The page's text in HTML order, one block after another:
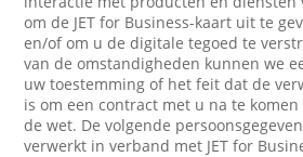
om de JET for Business-kaart uit te
en/of om u de digitale tegoed te
van de omstandigheden kunnen we
uw toestemming of het feit dat de
is om een contract met u na te
de wet. De volgende
verwerkt in verband met JET for